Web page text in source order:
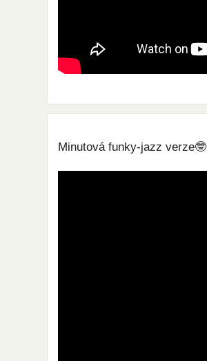
Minutová funky-jazz verze🤓